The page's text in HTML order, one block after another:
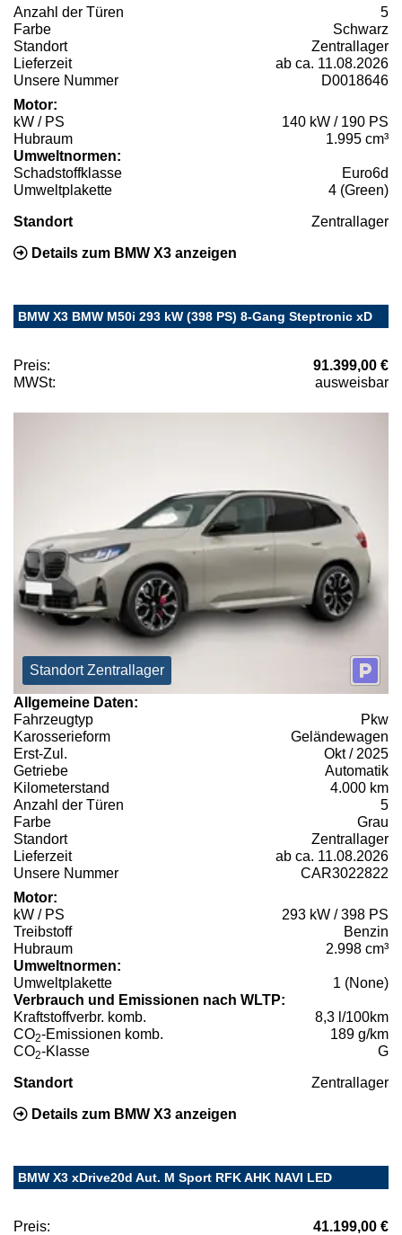
Anzahl der Türen
5
Farbe
Schwarz
Standort
Zentrallager
Lieferzeit
ab ca. 11.08.2026
Unsere Nummer
D0018646
Motor:
kW / PS
140 kW / 190 PS
Hubraum
1.995 cm³
Umweltnormen:
Schadstoffklasse
Euro6d
Umweltplakette
4 (Green)
Standort Zentrallager
Details zum BMW X3 anzeigen
BMW X3 BMW M50i 293 kW (398 PS) 8-Gang Steptronic xD
Preis:
91.399,00 €
MWSt:
ausweisbar
Standort Zentrallager
Allgemeine Daten:
Fahrzeugtyp
Pkw
Karosserieform
Geländewagen
Erst-Zul.
Okt / 2025
Getriebe
Automatik
Kilometerstand
4.000 km
Anzahl der Türen
5
Farbe
Grau
Standort
Zentrallager
Lieferzeit
ab ca. 11.08.2026
Unsere Nummer
CAR3022822
Motor:
kW / PS
293 kW / 398 PS
Treibstoff
Benzin
Hubraum
2.998 cm³
Umweltnormen:
Umweltplakette
1 (None)
Verbrauch und Emissionen nach WLTP:
Kraftstoffverbr. komb.
8,3 l/100km
CO2-Emissionen komb.
189 g/km
CO2-Klasse G
Standort Zentrallager
Details zum BMW X3 anzeigen
BMW X3 xDrive20d Aut. M Sport RFK AHK NAVI LED
Preis: 41.199,00 €